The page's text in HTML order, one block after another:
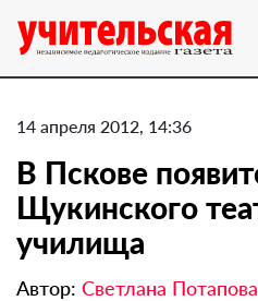
14 апреля 2012, 14:36
​В Пскове
Щукинского
училища
Автор: Светлана Потапова